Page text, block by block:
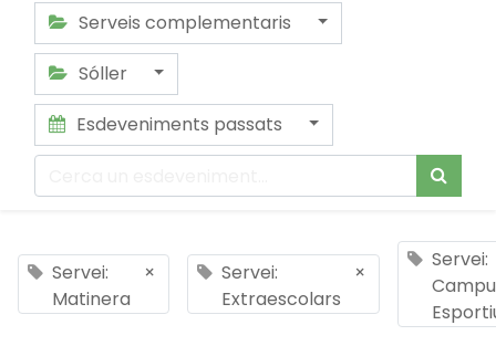
Serveis complementaris
Sóller
Esdeveniments passats
Servei:
Matinera
×
Servei:
Extraescolars
×
Servei: